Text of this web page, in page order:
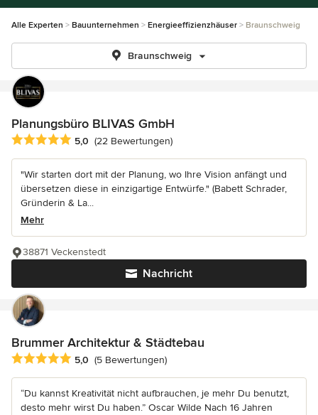
Alle Experten Bauunternehmen Energieeffizienzhäuser Braunschweig
Braunschweig
Planungsbüro BLIVAS GmbH
Durchschnittliche Bewertung: 5 von 5 Sternen
5,0 (22 Bewertungen)
"Wir starten dort mit der Planung, wo Ihre Vision anfängt und
übersetzen diese in einzigartige Entwürfe." (Babett Schrader,
Gründerin & La...
Mehr
Nachricht
38871 Veckenstedt
Brummer Architektur & Städtebau
Durchschnittliche Bewertung: 5 von 5 Sternen
5,0 (5 Bewertungen)
“Du kannst Kreativität nicht aufbrauchen, je mehr Du benutzt,
desto mehr wirst Du haben.” Oscar Wilde Nach 16 Jahren